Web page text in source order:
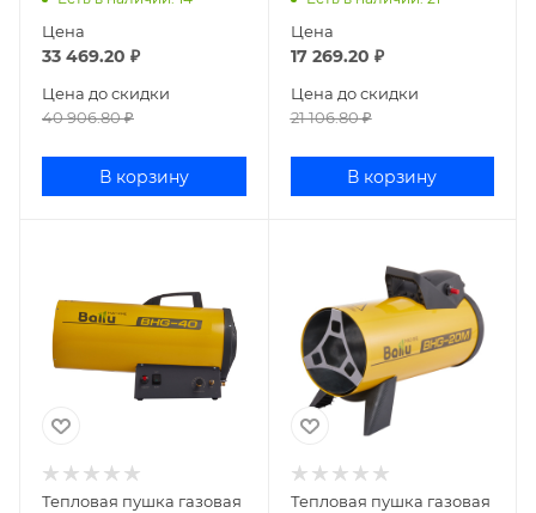
Цена
33 469.20 ₽
Цена до скидки
40 906.80₽
В корзину
Цена
17 269.20 ₽
Цена до скидки
21 106.80₽
В корзину
Тепловая пушка газовая
Тепловая пушка газовая